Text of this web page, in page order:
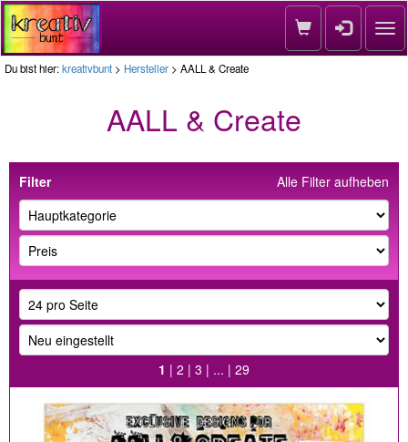
Du bist hier:kreativbunt > Hersteller > AALL & Create
AALL & Create
Alle Filter aufheben
Filter
1 | 2 | 3 | ... | 29